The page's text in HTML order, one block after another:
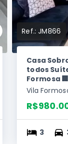
Ref.:JM866
Casa
todos
Formosa 🏢
Vila
3